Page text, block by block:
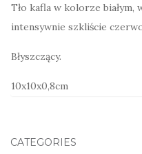
Tło kafla w kolorze
intensywnie szkliście
Błyszczący.
10x10x0,8cm
CATEGORIES